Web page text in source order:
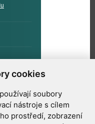
cookies
soubory
nástroje s cílem
prostředí, zobrazení